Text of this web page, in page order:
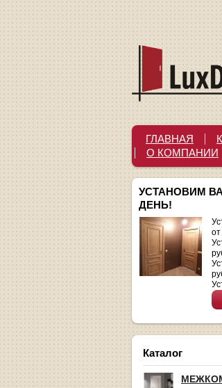
ГЛАВНАЯ
О КОМПАНИИ
УСТАНОВИМ
ДЕНЬ!
от
Каталог